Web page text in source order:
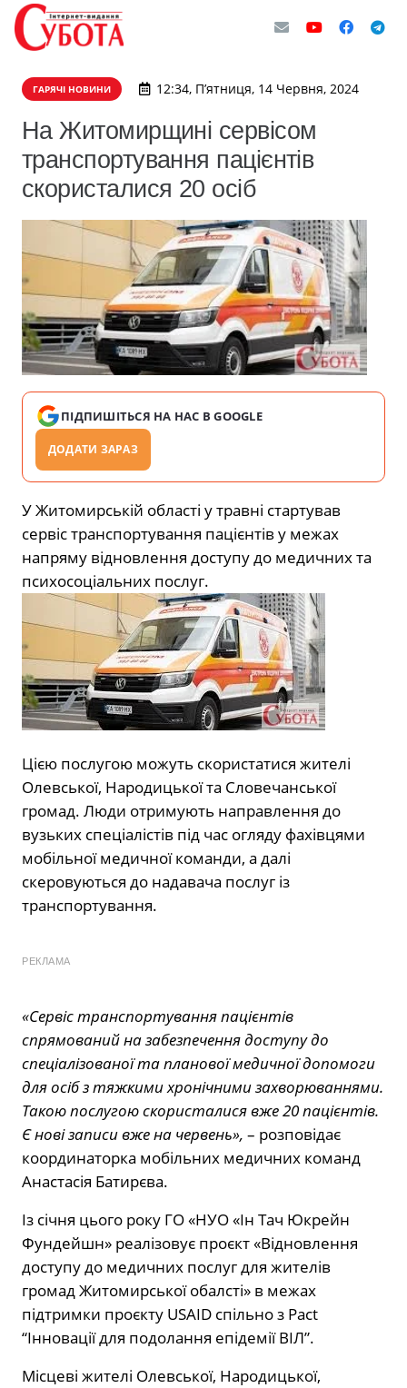
ГАРЯЧІ НОВИНИ 12:34, П’ятниця, 14 Червня, 2024
​На Житомирщині сервісом
транспортування пацієнтів
скористалися 20 осіб
ПІДПИШІТЬСЯ НА НАС В GOOGLE
ДОДАТИ ЗАРАЗ
У Житомирській області у травні стартував
сервіс транспортування пацієнтів у межах
напряму відновлення доступу до медичних та
психосоціальних послуг.
Цією послугою можуть скористатися жителі
Олевської, Народицької та Словечанської
громад. Люди отримують направлення до
вузьких спеціалістів під час огляду фахівцями
мобільної медичної команди, а далі
скеровуються до надавача послуг із
транспортування.
РЕКЛАМА
«Сервіс транспортування пацієнтів
спрямований на забезпечення доступу до
спеціалізованої та планової медичної допомоги
для осіб з тяжкими хронічними захворюваннями.
Такою послугою скористалися вже 20 пацієнтів.
Є нові записи вже на червень», – розповідає
координаторка мобільних медичних команд
Анастасія Батирєва.
Із січня цього року ГО «НУО «Ін Тач Юкрейн
Фундейшн» реалізовує проєкт «Відновлення
доступу до медичних послуг для жителів
громад Житомирської обалсті» в межах
підтримки проєкту USAID спільно з Pact
“Інновації для подолання епідемії ВІЛ”.
Місцеві жителі Олевської, Народицької,